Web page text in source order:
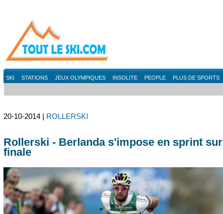
SKI STATIONS JEUX OLYMPIQUES INSOLITE PEOPLE PLUS DE SPORTS
20-10-2014 | ROLLERSKI
Rollerski - Berlanda s'impose en sprint
finale